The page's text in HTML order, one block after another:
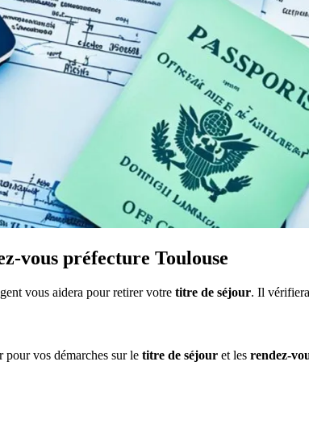
vous préfecture Toulouse
vous aidera pour retirer votre titre de séjour. Il
pour vos démarches sur le titre de séjour et les rendez-